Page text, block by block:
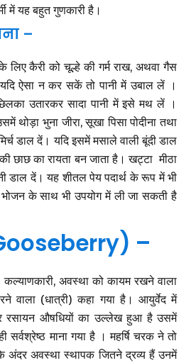
में यह बहुत गुणकारी है।
–
लिए कैरी को चूल्हे की गर्म राख, अथवा गैस
ऐसा न कर सकें तो पानी में उबाल लें ।
उतारकर सादा पानी में इसे मथ लें ।
भुना जीरा, सूखा पिसा पोदीना तथा
डाल दें। यदि इसमें मसाले वाली बूंदी डाल
की छाछ का रायता बन जाता है। खट्टा मीठा
डाल दें। यह शीतल पेय पदार्थ के रूप में भी
के साथ भी उपयोग में ली जा सकती है
–
अवस्था को कायम रखने वाला
वाला (धात्री) कहा गया है। आयुर्वेद में
रसायन औषधियों का उल्लेख हुआ है उसमें
माना गया है । महर्षि चरक ने तो
अंदर अवस्था स्थापक जितने द्रव्य हैं उनमें